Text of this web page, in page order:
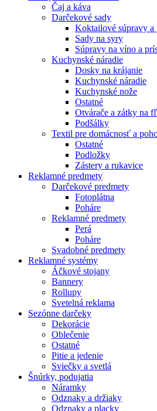
Čaj a káva
Darčekové sady
Koktailové súpravy a
Sady na syry
Súpravy na víno a
Kuchynské náradie
Dosky na krájanie
Kuchynské náradie
Kuchynské nože
Ostatné
Otvárače a zátky na
Podšálky
Textil pre domácnosť a
Ostatné
Podložky
Zástery a rukavice
Reklamné predmety
Darčekové predmety
Fotoplátna
Poháre
Reklamné predmety
Perá
Poháre
Svadobné predmety
Reklamné systémy
Áčkové stojany
Bannery
Rollupy
Svetelná reklama
Sezónne darčeky
Dekorácie
Oblečenie
Ostatné
Pitie a jedenie
Sviečky a svetlá
Šnúrky, podujatia
Náramky
Odznaky a držiaky
Odznaky a placky